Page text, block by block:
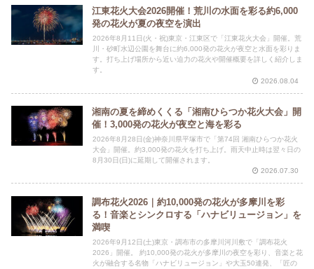
江東花火大会2026開催！荒川の水面を彩る約6,000
発の花火が夏の夜空を演出
2026年8月11日(火・祝)東京・江東区で「江東花火大会」開催。荒
川・砂町水辺公園を舞台に約6,000発の花火が夜空と水面を彩りま
す。打ち上げ場所から近い迫力の花火や開催概要を詳しく紹介しま
す。
2026.08.04
湘南の夏を締めくくる「湘南ひらつか花火大会」開
催！3,000発の花火が夜空と海を彩る
2026年8月28日(金)神奈川県平塚市で「第74回 湘南ひらつか花火
大会」開催。約3,000発の花火を打ち上げ。雨天中止時は翌々日の
8月30日(日)に延期して開催されます。
2026.07.30
調布花火2026｜約10,000発の花火が多摩川を彩
る！音楽とシンクロする「ハナビリュージョン」を
満喫
2026年9月12日(土)東京・調布市の多摩川河川敷で「調布花火
2026」開催。 約10,000発の花火が多摩川の夜空を彩り、音楽と花
火が融合する名物「ハナビリュージョン」や大玉50連発、「匠の